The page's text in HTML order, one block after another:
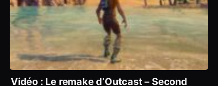
Vidéo : Le remake d’Outcast – Second